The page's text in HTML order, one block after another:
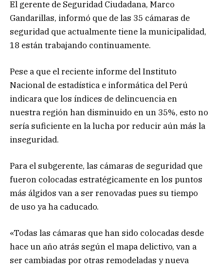
El gerente de Seguridad Ciudadana, Marco
Gandarillas, informó que de las 35 cámaras de
seguridad que actualmente tiene la municipalidad,
18 están trabajando continuamente.
Pese a que el reciente informe del Instituto
Nacional de estadística e informática del Perú
indicara que los índices de delincuencia en
nuestra región han disminuido en un 35%, esto no
sería suficiente en la lucha por reducir aún más la
inseguridad.
Para el subgerente, las cámaras de seguridad que
fueron colocadas estratégicamente en los puntos
más álgidos van a ser renovadas pues su tiempo
de uso ya ha caducado.
«Todas las cámaras que han sido colocadas desde
hace un año atrás según el mapa delictivo, van a
ser cambiadas por otras remodeladas y nueva